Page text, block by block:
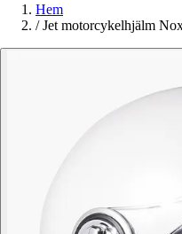
Hem
/ Jet motorcykelhjälm